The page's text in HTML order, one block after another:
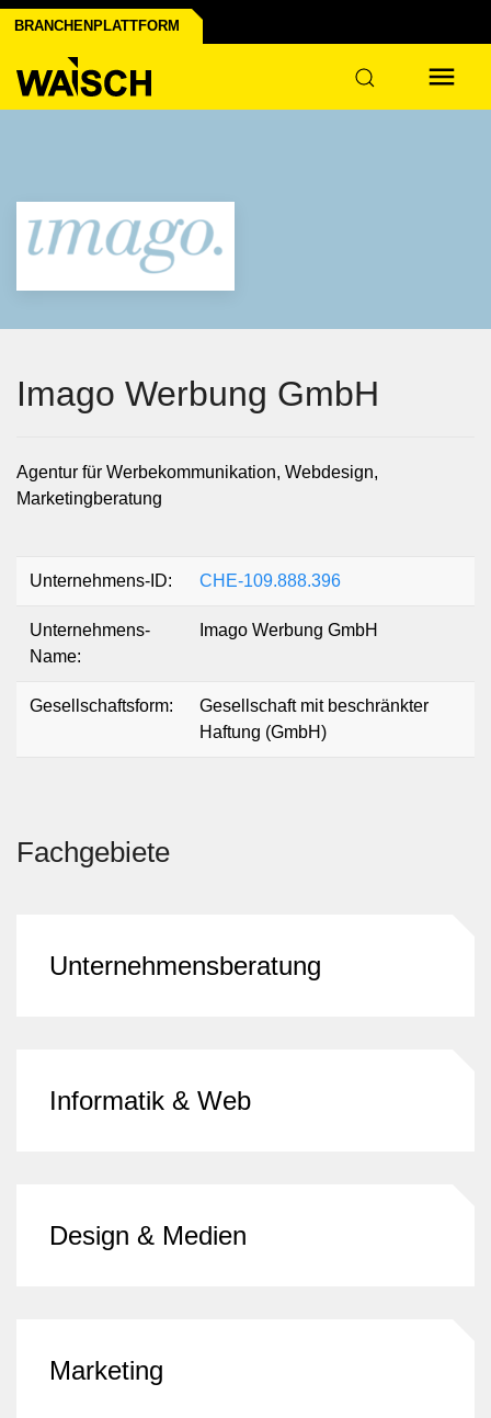
BRANCHENPLATTFORM
Imago Werbung GmbH
Agentur für Werbekommunikation, Webdesign,
Marketingberatung
Unternehmens-ID: CHE-109.888.396
Unternehmens-
Name:
Imago Werbung GmbH
Gesellschaftsform:
Gesellschaft mit beschränkter
Haftung (GmbH)
Fachgebiete
Unternehmensberatung
Informatik & Web
Design & Medien
Marketing